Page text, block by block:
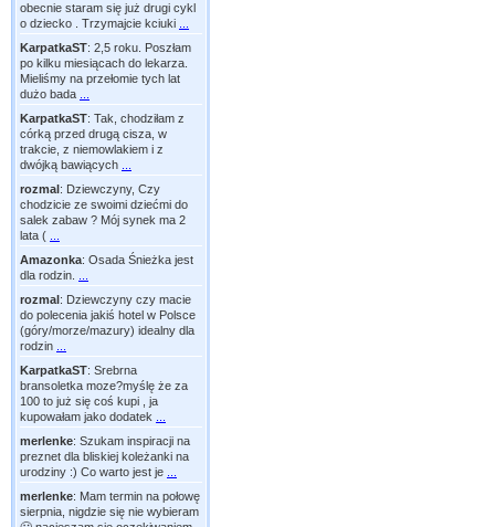
obecnie staram się już drugi cykl
o dziecko . Trzymajcie kciuki
KarpatkaST: 2,5 roku. Poszłam
po kilku miesiącach do lekarza.
Mieliśmy na przełomie tych lat
dużo bada
KarpatkaST: Tak, chodziłam z
córką przed drugą cisza, w
trakcie, z niemowlakiem i z
dwójką bawiących
rozmal: Dziewczyny, Czy
chodzicie ze swoimi dziećmi do
salek zabaw ? Mój synek ma 2
lata (
Amazonka: Osada Śnieżka jest
dla rodzin.
rozmal: Dziewczyny czy macie
do polecenia jakiś hotel w Polsce
(góry/morze/mazury) idealny dla
rodzin
KarpatkaST: Srebrna
bransoletka moze?myślę że za
100 to już się coś kupi , ja
kupowałam jako dodatek
merlenke: Szukam inspiracji na
preznet dla bliskiej koleżanki na
urodziny :) Co warto jest je
merlenke: Mam termin na połowę
sierpnia, nigdzie się nie wybieram